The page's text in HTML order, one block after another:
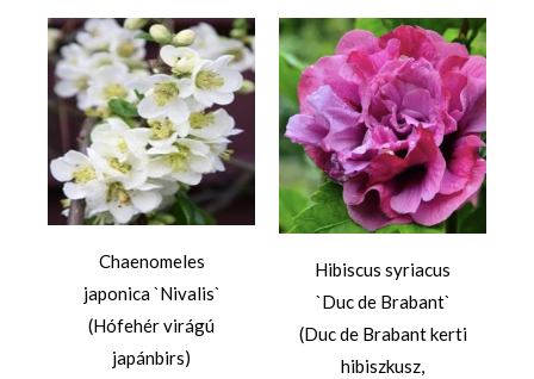
Chaenomeles
japonica `Nivalis`
(Hófehér virágú
japánbirs)
Hibiscus syriacus
`Duc de Brabant`
(Duc de Brabant kerti
hibiszkusz,